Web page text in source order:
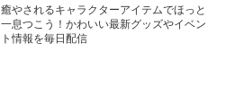
癒やされるキャラクターアイテムでほっと
一息つこう！かわいい最新グッズやイベン
ト情報を毎日配信